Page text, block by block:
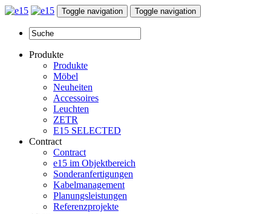
Toggle navigation Toggle navigation
Produkte
Produkte
Möbel
Neuheiten
Accessoires
Leuchten
ZETR
E15 SELECTED
Contract
Contract
e15 im Objektbereich
Sonderanfertigungen
Kabelmanagement
Planungsleistungen
Referenzprojekte